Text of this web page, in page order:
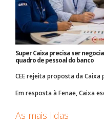
Super Caixa precisa ser
quadro de pessoal do banco
CEE rejeita proposta da
Em resposta à Fenae, Caixa
As mais lidas